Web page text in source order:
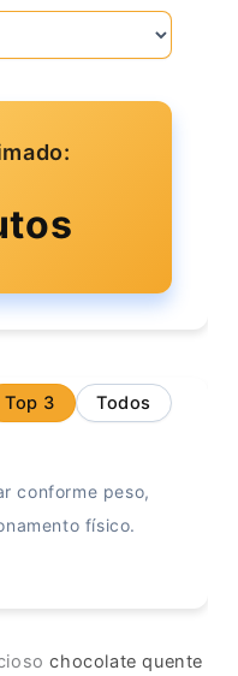
Top 3 Todos
conforme peso,
físico.
chocolate quente